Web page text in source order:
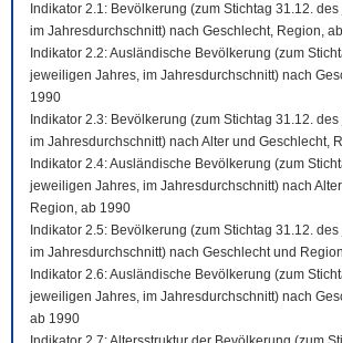
Indikator 2.1: Bevölkerung (zum Stichtag 31.12.
im Jahresdurchschnitt) nach Geschlecht, Region,
Indikator 2.2: Ausländische Bevölkerung (zum
jeweiligen Jahres, im Jahresdurchschnitt) nach
1990
Indikator 2.3: Bevölkerung (zum Stichtag 31.12.
im Jahresdurchschnitt) nach Alter und Geschlecht,
Indikator 2.4: Ausländische Bevölkerung (zum
jeweiligen Jahres, im Jahresdurchschnitt) nach
Region, ab 1990
Indikator 2.5: Bevölkerung (zum Stichtag 31.12.
im Jahresdurchschnitt) nach Geschlecht und
Indikator 2.6: Ausländische Bevölkerung (zum
jeweiligen Jahres, im Jahresdurchschnitt) nach
ab 1990